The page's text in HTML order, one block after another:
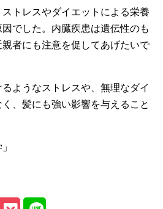
トレスやダイエットによる栄養
でした。内臓疾患は遺伝性のも
者にも注意を促してあげたいで
ようなストレスや、無理なダイ
、髪にも強い影響を与えること